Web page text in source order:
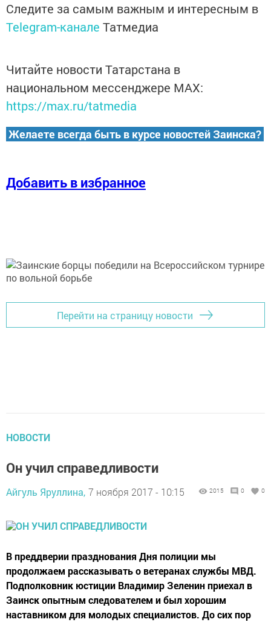
Следите за самым важным и интересным в
Telegram-канале Татмедиа
Читайте новости Татарстана в
национальном мессенджере MАХ:
https://max.ru/tatmedia
Желаете всегда быть в курсе новостей Заинска?
Добавить в избранное
Перейти на страницу новости
НОВОСТИ
Он учил справедливости
Айгуль Яруллина, 7 ноября 2017 - 10:15 2015 0 0
В преддверии празднования Дня полиции мы
продолжаем рассказывать о ветеранах службы МВД.
Подполковник юстиции Владимир Зеленин приехал в
Заинск опытным следователем и был хорошим
наставником для молодых специалистов. До сих пор